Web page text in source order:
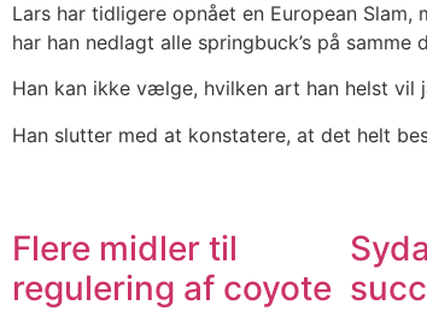
Lars har tidligere opnået en European
har han nedlagt alle springbuck’s på samme
Han kan ikke vælge, hvilken art han helst vil
Han slutter med at konstatere, at det helt
Flere midler til
regulering af coyote